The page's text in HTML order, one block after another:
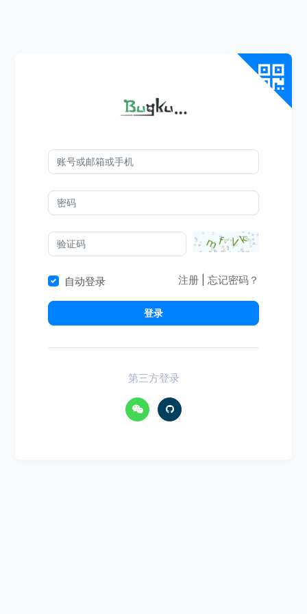
自动登录 注册 忘记密码？
登录
第三方登录